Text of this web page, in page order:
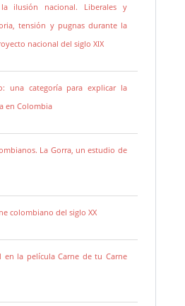
ilusión nacional. Liberales y
tensión y pugnas durante la
nacional del siglo XIX
una categoría para explicar la
en Colombia
La Gorra, un estudio de
colombiano del siglo XX
en la película Carne de tu Carne